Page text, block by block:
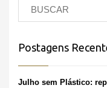
Postagens
Julho sem Plástico: